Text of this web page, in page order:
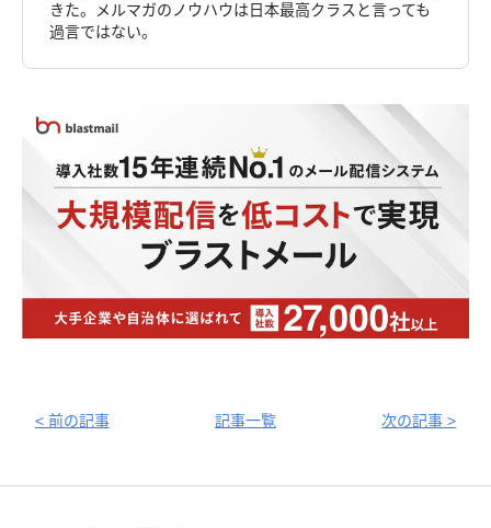
きた。メルマガのノウハウは日本最高クラスと言っても
過言ではない。
< 前の記事 記事一覧 次の記事 >